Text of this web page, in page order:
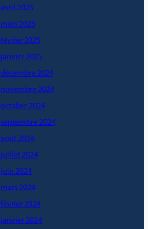
avril 2025
mars 2025
février 2025
janvier 2025
décembre 2024
novembre 2024
octobre 2024
septembre 2024
août 2024
juillet 2024
juin 2024
mars 2024
février 2024
janvier 2024